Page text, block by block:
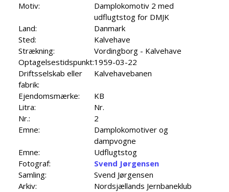
Motiv:
Damplokomotiv 2 med
udflugtstog for DMJK
Land:
Danmark
Sted:
Kalvehave
Strækning:
Vordingborg - Kalvehave
Optagelsestidspunkt:1959-03-22
Driftsselskab eller
fabrik:
Kalvehavebanen
Ejendomsmærke:
KB
Litra:
Nr.
Nr.:
2
Emne:
Damplokomotiver og
dampvogne
Emne:
Udflugtstog
Fotograf:
Svend Jørgensen
Samling:
Svend Jørgensen
Arkiv:
Nordsjællands Jernbaneklub